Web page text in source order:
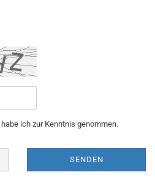
habe ich zur Kenntnis genommen.
SENDEN